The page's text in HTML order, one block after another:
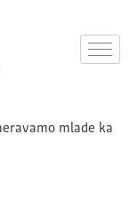
mlade ka